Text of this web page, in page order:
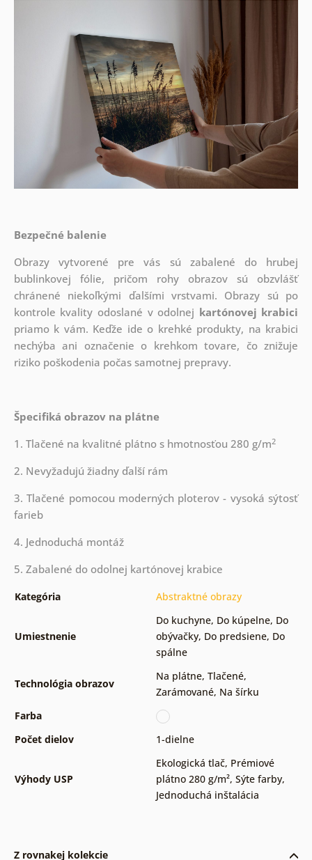
Bezpečné balenie
Obrazy vytvorené pre vás sú zabalené do hrubej
bublinkovej fólie, pričom rohy obrazov sú obzvlášť
chránené niekoľkými ďalšími vrstvami. Obrazy sú po
kontrole kvality odoslané v odolnej kartónovej krabici
priamo k vám. Keďže ide o krehké produkty, na krabici
nechýba ani označenie o krehkom tovare, čo znižuje
riziko poškodenia počas samotnej prepravy.
Špecifiká obrazov na plátne
1. Tlačené na kvalitné plátno s hmotnosťou 280 g/m2
2. Nevyžadujú žiadny ďalší rám
3. Tlačené pomocou moderných ploterov - vysoká sýtosť
farieb
4. Jednoduchá montáž
5. Zabalené do odolnej kartónovej krabice
Kategória Abstraktné obrazy
Umiestnenie
Do kuchyne, Do kúpelne, Do
obývačky, Do predsiene, Do
spálne
Technológia obrazov
Na plátne, Tlačené,
Zarámované, Na šírku
Farba
Počet dielov
1-dielne
Výhody USP
Ekologická tlač, Prémiové
plátno 280 g/m², Sýte farby,
Jednoduchá inštalácia
Z rovnakej kolekcie